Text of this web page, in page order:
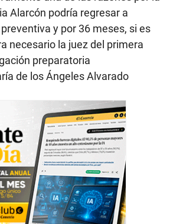
Alarcón podría regresar a
y por 36 meses, si es
necesario la juez del primera
preparatoria
de los Ángeles Alvarado